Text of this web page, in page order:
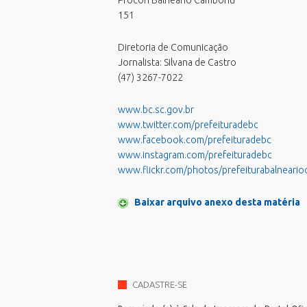
Relatório de Balneabilidade
Empreendedora
151
Diretoria de Comunicação
Jornalista: Silvana de Castro
(47) 3267-7022
www.bc.sc.gov.br
www.twitter.com/prefeituradebc
www.facebook.com/prefeituradebc
www.instagram.com/prefeituradebc
www.flickr.com/photos/
Baixar arquivo anexo desta matéria
CADASTRE-SE